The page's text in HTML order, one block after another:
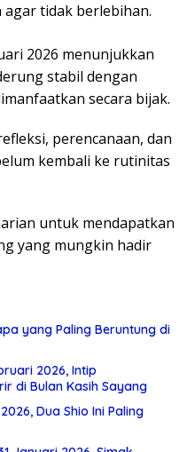
tidak berlebihan.
2026 menunjukkan
stabil dengan
secara bijak.
perencanaan, dan
kembali ke rutinitas
untuk mendapatkan
yang mungkin hadir
yang Paling Beruntung di
2026, Intip
di Bulan Kasih Sayang
Dua Shio Ini Paling